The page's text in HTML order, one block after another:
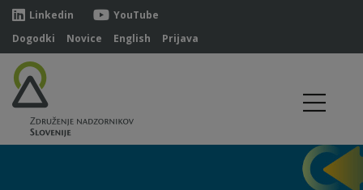
Linkedin
YouTube
Dogodki
Novice English Prijava